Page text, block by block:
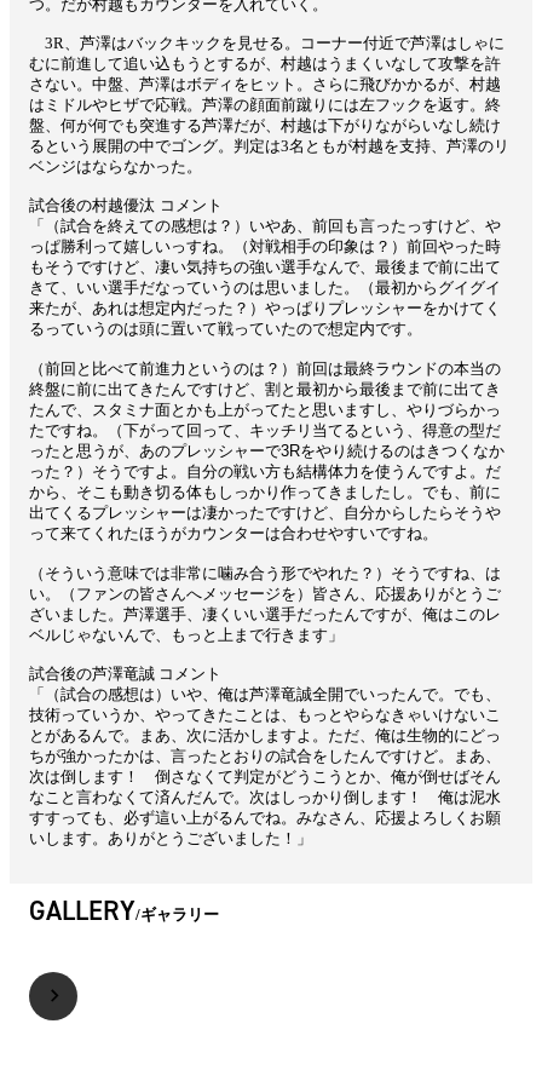
つ。だが村越もカウンターを入れていく。
3R、芦澤はバックキックを見せる。コーナー付近で芦澤はしゃに
むに前進して追い込もうとするが、村越はうまくいなして攻撃を許
さない。中盤、芦澤はボディをヒット。さらに飛びかかるが、村越
はミドルやヒザで応戦。芦澤の顔面前蹴りには左フックを返す。終
盤、何が何でも突進する芦澤だが、村越は下がりながらいなし続け
るという展開の中でゴング。判定は3名ともが村越を支持、芦澤のリ
ベンジはならなかった。
試合後の村越優汰 コメント
「（試合を終えての感想は？）いやあ、前回も言ったっすけど、や
っぱ勝利って嬉しいっすね。（対戦相手の印象は？）前回やった時
もそうですけど、凄い気持ちの強い選手なんで、最後まで前に出て
きて、いい選手だなっていうのは思いました。（最初からグイグイ
来たが、あれは想定内だった？）やっぱりプレッシャーをかけてく
るっていうのは頭に置いて戦っていたので想定内です。
（前回と比べて前進力というのは？）前回は最終ラウンドの本当の
終盤に前に出てきたんですけど、割と最初から最後まで前に出てき
たんで、スタミナ面とかも上がってたと思いますし、やりづらかっ
たですね。（下がって回って、キッチリ当てるという、得意の型だ
ったと思うが、あのプレッシャーで3Rをやり続けるのはきつくなか
った？）そうですよ。自分の戦い方も結構体力を使うんですよ。だ
から、そこも動き切る体もしっかり作ってきましたし。でも、前に
出てくるプレッシャーは凄かったですけど、自分からしたらそうや
って来てくれたほうがカウンターは合わせやすいですね。
（そういう意味では非常に噛み合う形でやれた？）そうですね、は
い。（ファンの皆さんへメッセージを）皆さん、応援ありがとうご
ざいました。芦澤選手、凄くいい選手だったんですが、俺はこのレ
ベルじゃないんで、もっと上まで行きます」
試合後の芦澤竜誠 コメント
「（試合の感想は）いや、俺は芦澤竜誠全開でいったんで。でも、
技術っていうか、やってきたことは、もっとやらなきゃいけないこ
とがあるんで。まあ、次に活かしますよ。ただ、俺は生物的にどっ
ちが強かったかは、言ったとおりの試合をしたんですけど。まあ、
次は倒します！ 倒さなくて判定がどうこうとか、俺が倒せばそん
なこと言わなくて済んだんで。次はしっかり倒します！ 俺は泥水
すすっても、必ず這い上がるんでね。みなさん、応援よろしくお願
いします。ありがとうございました！」
GALLERY ギャラリー